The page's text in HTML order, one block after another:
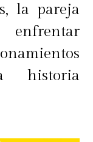
la pareja
historia